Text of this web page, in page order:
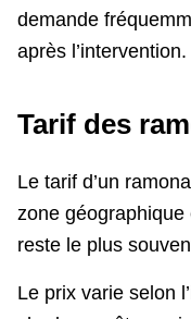
demande
après l’intervention.
Tarif des
Le tarif d’un
zone
reste le plus
Le prix varie selon